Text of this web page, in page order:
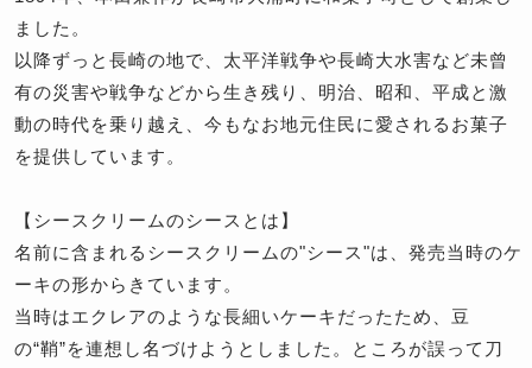
ました。
以降ずっと長崎の地で、太平洋戦争や長崎大水害など未曾
有の災害や戦争などから生き残り、明治、昭和、平成と激
動の時代を乗り越え、今もなお地元住民に愛されるお菓子
を提供しています。
【シースクリームのシースとは】
名前に含まれるシースクリームの"シース"は、発売当時のケ
ーキの形からきています。
当時はエクレアのような長細いケーキだったため、豆
の“鞘”を連想し名づけようとしました。ところが誤って刀